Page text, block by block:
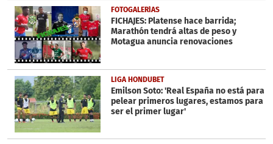
FOTOGALERÍAS
FICHAJES: Platense hace barrida;
Marathón tendrá altas de peso y
Motagua anuncia renovaciones
LIGA HONDUBET
Emilson Soto: 'Real España no está para
pelear primeros lugares, estamos para
ser el primer lugar'